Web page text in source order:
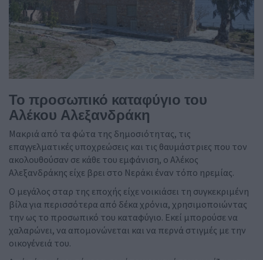
Το προσωπικό καταφύγιο του
Αλέκου Αλεξανδράκη
Μακριά από τα φώτα της δημοσιότητας, τις
επαγγελματικές υποχρεώσεις και τις θαυμάστριες που τον
ακολουθούσαν σε κάθε του εμφάνιση, ο Αλέκος
Αλεξανδράκης είχε βρει στο Νεράκι έναν τόπο ηρεμίας.
Ο μεγάλος σταρ της εποχής είχε νοικιάσει τη συγκεκριμένη
βίλα για περισσότερα από δέκα χρόνια, χρησιμοποιώντας
την ως το προσωπικό του καταφύγιο. Εκεί μπορούσε να
χαλαρώνει, να απομονώνεται και να περνά στιγμές με την
οικογένειά του.